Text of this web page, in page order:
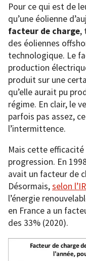
Pour ce qui est de
qu’une éolienne
facteur de charge,
des éoliennes
technologique. Le
production
produit sur une
qu’elle aurait pu
régime. En clair, le
parfois pas assez,
l’intermittence.
Mais cette
progression. En
avait un facteur de
Désormais,selon
l’énergie
en France a un
des 33% (2020).